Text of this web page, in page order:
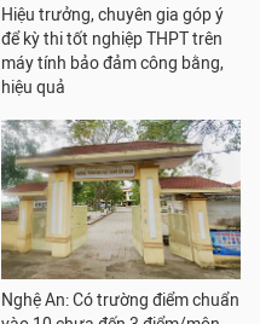
Hiệu trưởng, chuyên gia góp ý
để kỳ thi tốt nghiệp THPT trên
máy tính bảo đảm công bằng,
hiệu quả
Nghệ An: Có trường điểm chuẩn